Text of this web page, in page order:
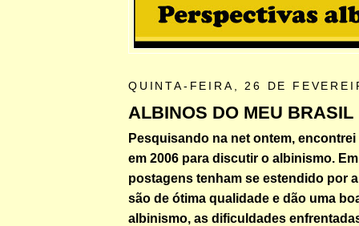
QUINTA-FEIRA, 26 DE
ALBINOS DO MEU BRASIL
Pesquisando na net ontem,
em 2006 para discutir o albinismo.
postagens tenham se estendido por
são de ótima qualidade e dão uma
albinismo, as dificuldades